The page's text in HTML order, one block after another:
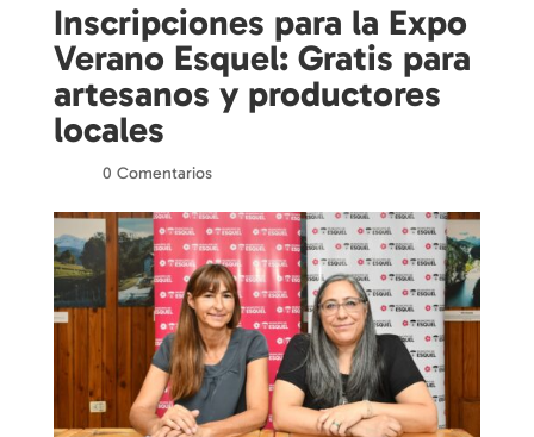
Inscripciones para la Expo
Verano Esquel: Gratis para
artesanos y productores
locales
0 Comentarios